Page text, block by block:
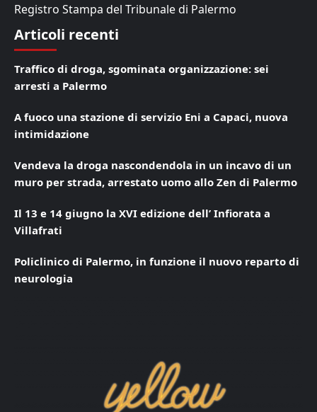
Registro Stampa del Tribunale di Palermo
Articoli recenti
Traffico di droga, sgominata organizzazione: sei
arresti a Palermo
A fuoco una stazione di servizio Eni a Capaci, nuova
intimidazione
Vendeva la droga nascondendola in un incavo di un
muro per strada, arrestato uomo allo Zen di Palermo
Il 13 e 14 giugno la XVI edizione dell’ Infiorata a
Villafrati
Policlinico di Palermo, in funzione il nuovo reparto di
neurologia